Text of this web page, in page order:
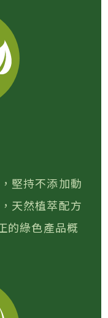
堅持不添加動
天然植萃配方
的綠色產品概